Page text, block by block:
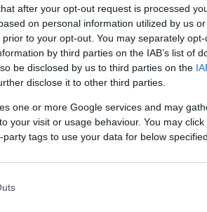
after your opt-out request is processed
on personal information utilized by us
to your opt-out. You may separately
by third parties on the IAB’s list of
be disclosed by us to third parties on the
disclose it to other third parties.
one or more Google services and may
your visit or usage behaviour. You may
tags to use your data for below
Nem véletlenül jelent
szervezők és a nézők is
Idén a játékkal is, de a program
Kibővült a szervezői kör és
fiatal közönséget
Alexandra, humán